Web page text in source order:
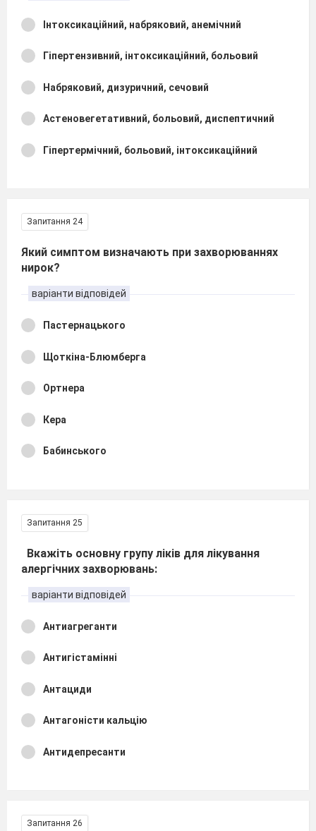
Інтоксикаційний, набряковий, анемічний
Гіпертензивний, інтоксикаційний, больовий
Набряковий, дизуричний, сечовий
Астеновегетативний, больовий, диспептичний
Гіпертермічний, больовий, інтоксикаційний
Запитання 24
Який симптом визначають при захворюваннях
нирок?
варіанти відповідей
Пастернацького
Щоткіна-Блюмберга
Ортнера
Кера
Бабинського
Запитання 25
Вкажіть основну групу ліків для лікування
алергічних захворювань:
варіанти відповідей
Антиагреганти
Антигістамінні
Антациди
Антагоністи кальцію
Антидепресанти
Запитання 26